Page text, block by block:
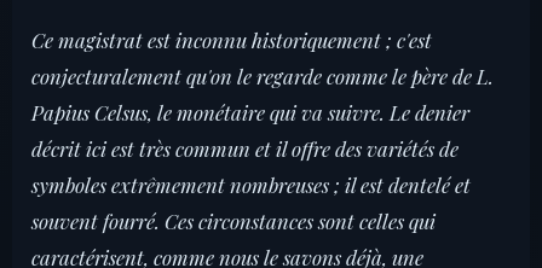
Ce magistrat est inconnu historiquement ; c'est
conjecturalement qu'on le regarde comme le père de L.
Papius Celsus, le monétaire qui va suivre. Le denier
décrit ici est très commun et il offre des variétés de
symboles extrêmement nombreuses ; il est dentelé et
souvent fourré. Ces circonstances sont celles qui
caractérisent, comme nous le savons déjà, une